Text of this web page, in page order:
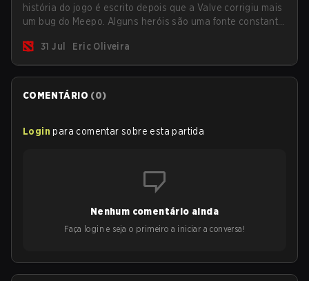
história do jogo é escrito depois que a Valve corrigiu mais
um bug do Meepo. Alguns heróis são uma fonte constante
Meepo são os mais afetados por esses problemas.
31 Jul Eric Oliveira
COMENTÁRIO (0)
Login para comentar sobre esta partida
Nenhum comentário ainda
Faça login e seja o primeiro a iniciar a conversa!